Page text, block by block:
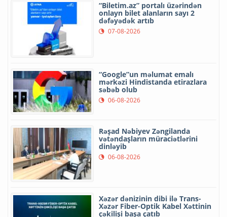
“Biletim.az” portalı üzərindən
onlayn bilet alanların sayı 2
dəfəyədək artıb
07-08-2026
“Google”un məlumat emalı
mərkəzi Hindistanda etirazlara
səbəb olub
06-08-2026
Rəşad Nəbiyev Zəngilanda
vətəndaşların müraciətlərini
dinləyib
06-08-2026
Xəzər dənizinin dibi ilə Trans-
Xəzər Fiber-Optik Kabel Xəttinin
çəkilişi başa çatıb